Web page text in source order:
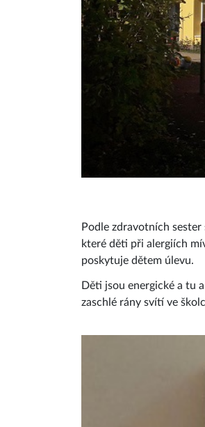
Podle zdravotních
které děti při alergiích
poskytuje dětem úlevu.
Děti jsou energické a tu
zaschlé rány svítí ve